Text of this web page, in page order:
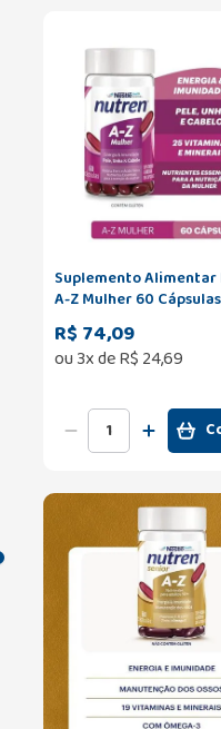
Suplemento Alimentar
A-Z Mulher 60 Cápsulas
R$ 74,09
ou3x deR$ 24,69